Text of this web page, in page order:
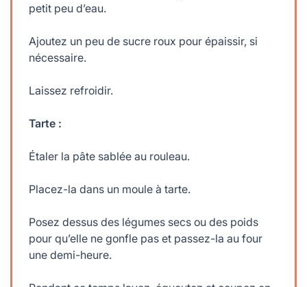
petit peu d’eau.
Ajoutez un peu de sucre roux pour épaissir, si
nécessaire.
Laissez refroidir.
Tarte :
Étaler la pâte sablée au rouleau.
Placez-la dans un moule à tarte.
Posez dessus des légumes secs ou des poids
pour qu’elle ne gonfle pas et passez-la au four
une demi-heure.